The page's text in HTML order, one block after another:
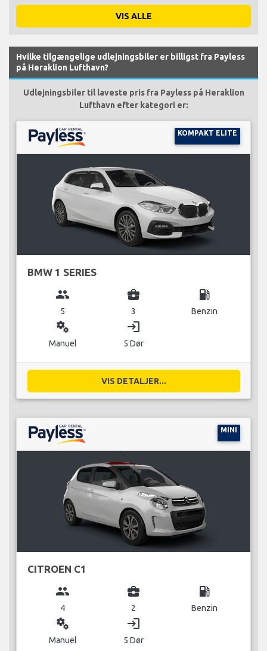
VIS ALLE
Hvilke tilgængelige udlejningsbiler er billigst fra Payless
på Heraklion Lufthavn?
Udlejningsbiler til laveste pris fra Payless på Heraklion
Lufthavn efter kategori er:
KOMPAKT ELITE
BMW 1 SERIES
group
5
business_center
3
local_gas_station
Benzin
miscellaneous_services
Manuel
login
5 Dør
VIS DETALJER...
MINI
CITROEN C1
group
4
business_center
2
local_gas_station
Benzin
miscellaneous_services
Manuel
login
5 Dør